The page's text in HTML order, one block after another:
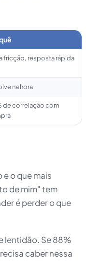
fricção, resposta rápida
na hora
de correlação com
o que mais
de mim" tem
é perder o que
lentidão. Se 88%
caber nessa